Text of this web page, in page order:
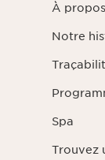
À
Notre
Spa
Trouvez